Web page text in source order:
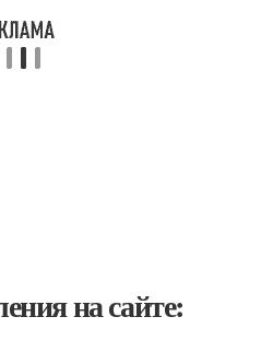
на сайте: